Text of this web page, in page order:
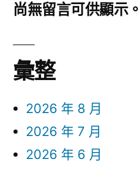
尚無留言可供顯示。
彙整
2026 年 8 月
2026 年 7 月
2026 年 6 月